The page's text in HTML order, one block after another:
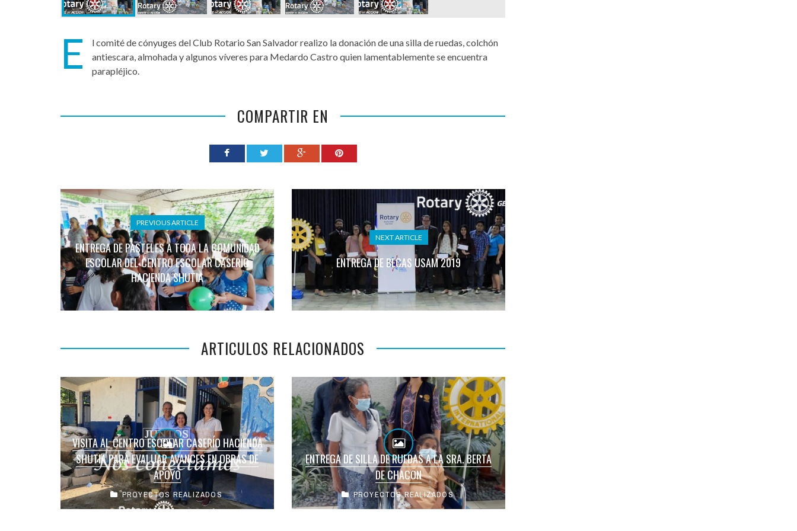
E
l comité de cónyuges del Club Rotario San Salvador realizo la donación de una silla de ruedas, colchón
antiescara, almohada y algunos víveres para Medardo Castro quien lamentablemente se encuentra
parapléjico.
COMPARTIR EN
PREVIOUS ARTICLE
ENTREGA DE PASTELES A TODA LA COMUNIDAD
ESCOLAR DEL CENTRO ESCOLAR CASERÍO
HACIENDA SHUTIA
NEXT ARTICLE
ENTREGA DE BECAS USAM 2019
ARTICULOS RELACIONADOS
VISITA AL CENTRO ESCOLAR CASERÍO HACIENDA
SHUTIA PARA EVALUAR AVANCES EN OBRAS DE
APOYO
El Club Rotario de San Salvador realizo visita al
Centro Escolar Caserío Hacienda Shutia para
PROYECTOS REALIZADOS
ENTREGA DE SILLA DE RUEDAS A LA SRA. BERTA
DE CHACON
El Club Rotario San Salvador, realizo la entrega
de una silla de rueda a la Sra. Berta Vda. de
PROYECTOS REALIZADOS